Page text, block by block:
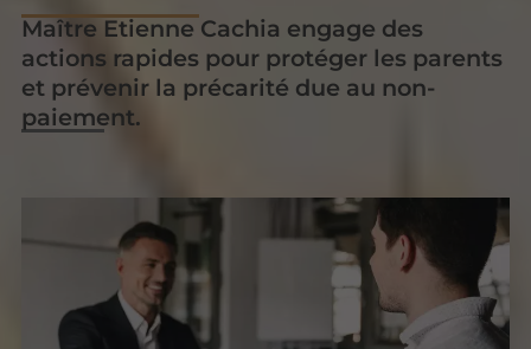
Maître Etienne Cachia engage des
actions rapides pour protéger les parents
et prévenir la précarité due au non-
paiement.